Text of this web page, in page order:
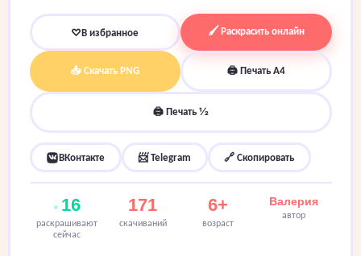
♡В избранное 🖌 Раскрасить онлайн
📥 Скачать PNG 🖨 Печать A4
🖨 Печать ½
ВКонтакте 📨 Telegram 🔗 Скопировать
16
раскрашивают
сейчас
171
скачиваний
6+
возраст
Валерия
автор